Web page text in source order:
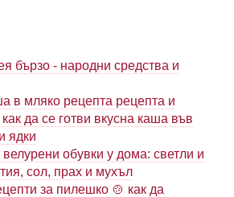
бързо - народни средства и
в мляко рецепта рецепта и
да се готви вкусна каша във
ядки
велурени обувки у дома: светли и
сол, прах и мухъл
за пилешко 🍲 как да